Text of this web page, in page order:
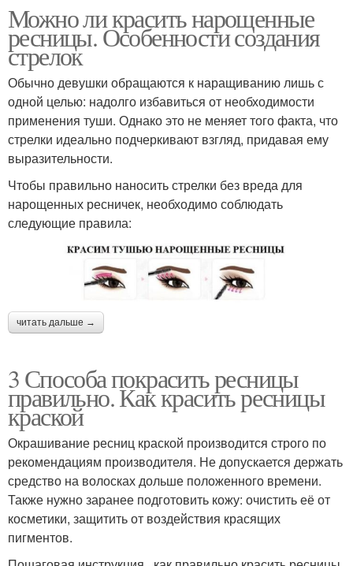
Можно ли красить нарощенные
ресницы. Особенности создания
стрелок
Обычно девушки обращаются к наращиванию лишь с
одной целью: надолго избавиться от необходимости
применения туши. Однако это не меняет того факта, что
стрелки идеально подчеркивают взгляд, придавая ему
выразительности.
Чтобы правильно наносить стрелки без вреда для
нарощенных ресничек, необходимо соблюдать
следующие правила:
читать дальше →
3 Способа покрасить ресницы
правильно. Как красить ресницы
краской
Окрашивание ресниц краской производится строго по
рекомендациям производителя. Не допускается держать
средство на волосках дольше положенного времени.
Также нужно заранее подготовить кожу: очистить её от
косметики, защитить от воздействия красящих
пигментов.